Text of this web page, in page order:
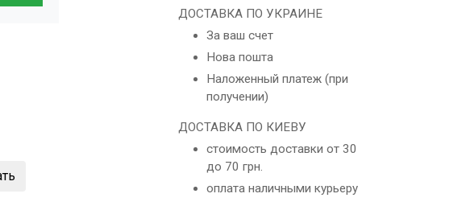
ДОСТАВКА ПО УКРАИНЕ
За ваш счет
Нова пошта
Наложенный платеж (при
получении)
ДОСТАВКА ПО КИЕВУ
стоимость доставки от 30
до 70 грн.
оплата наличными курьеру